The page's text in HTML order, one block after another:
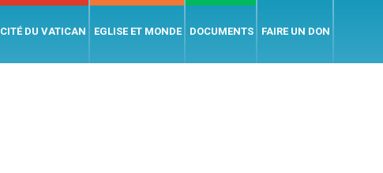
CITÉ DU VATICAN EGLISE ET MONDE DOCUMENTS FAIRE UN DON